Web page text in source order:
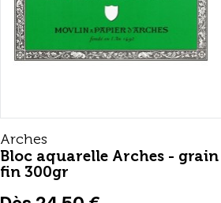
Arches
Bloc aquarelle Arches - grain
fin 300gr